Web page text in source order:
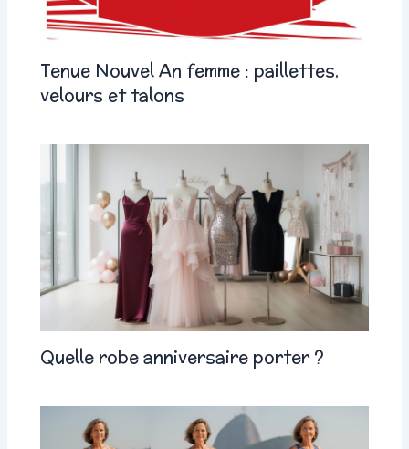
Tenue Nouvel An femme : paillettes,
velours et talons
Quelle robe anniversaire porter ?